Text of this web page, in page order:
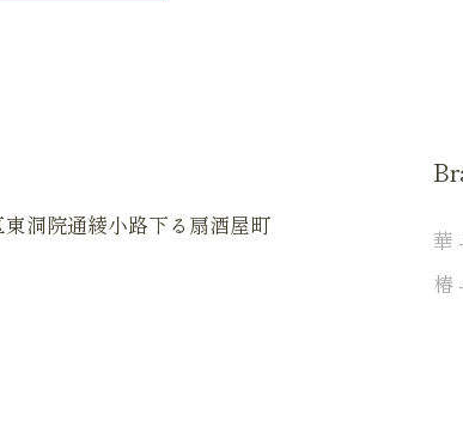
洞院通綾小路下る扇酒屋町
華
椿